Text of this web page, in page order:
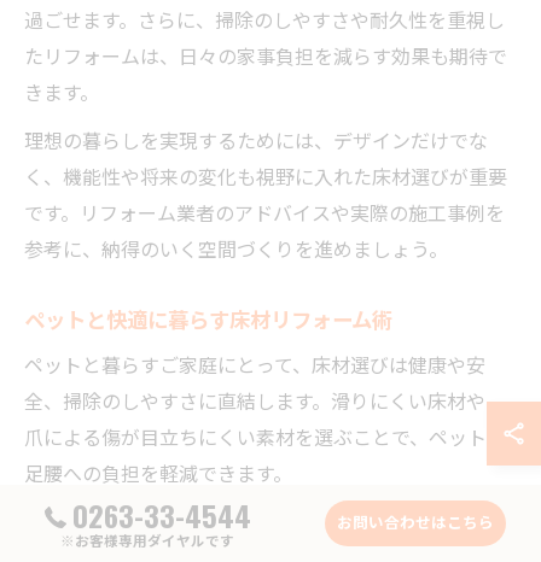
過ごせます。さらに、掃除のしやすさや耐久性を重視し
たリフォームは、日々の家事負担を減らす効果も期待で
きます。
理想の暮らしを実現するためには、デザインだけでな
く、機能性や将来の変化も視野に入れた床材選びが重要
です。リフォーム業者のアドバイスや実際の施工事例を
参考に、納得のいく空間づくりを進めましょう。
ペットと快適に暮らす床材リフォーム術
ペットと暮らすご家庭にとって、床材選びは健康や安
全、掃除のしやすさに直結します。滑りにくい床材や、
爪による傷が目立ちにくい素材を選ぶことで、ペットの
足腰への負担を軽減できます。
例えば、クッションフロアや表面強化タイプのフローリ
0263-33-4544
※お客様専用ダイヤルです
お問い合わせはこちら